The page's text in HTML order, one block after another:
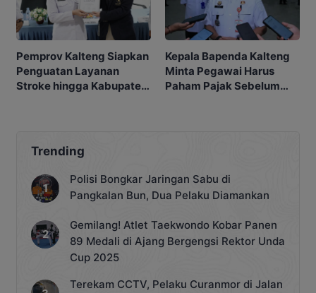
Pemprov Kalteng Siapkan
Penguatan Layanan
Stroke hingga Kabupaten
Kepala Bapenda Kalteng
Minta Pegawai Harus
Paham Pajak Sebelum
Trending
Polisi Bongkar Jaringan Sabu di
Pangkalan Bun, Dua Pelaku Diamankan
Gemilang! Atlet Taekwondo Kobar Panen
89 Medali di Ajang Bergengsi Rektor Unda
Cup 2025
Terekam CCTV, Pelaku Curanmor di Jalan